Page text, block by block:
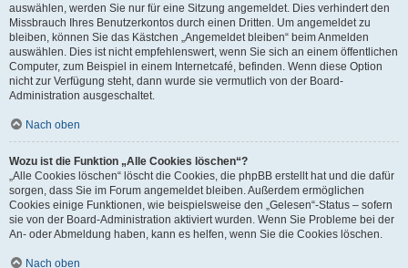
auswählen, werden Sie nur für eine Sitzung angemeldet. Dies verhindert den
Missbrauch Ihres Benutzerkontos durch einen Dritten. Um angemeldet zu
bleiben, können Sie das Kästchen „Angemeldet bleiben“ beim Anmelden
auswählen. Dies ist nicht empfehlenswert, wenn Sie sich an einem öffentlichen
Computer, zum Beispiel in einem Internetcafé, befinden. Wenn diese Option
nicht zur Verfügung steht, dann wurde sie vermutlich von der Board-
Administration ausgeschaltet.
Nach oben
Wozu ist die Funktion „Alle Cookies löschen“?
„Alle Cookies löschen“ löscht die Cookies, die phpBB erstellt hat und die dafür
sorgen, dass Sie im Forum angemeldet bleiben. Außerdem ermöglichen
Cookies einige Funktionen, wie beispielsweise den „Gelesen“-Status – sofern
sie von der Board-Administration aktiviert wurden. Wenn Sie Probleme bei der
An- oder Abmeldung haben, kann es helfen, wenn Sie die Cookies löschen.
Nach oben